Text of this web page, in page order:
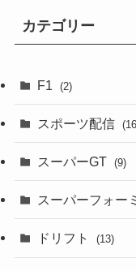
カテゴリー
F1 (2)
スポーツ配信
スーパーGT (9)
スーパーフォー
ドリフト (13)